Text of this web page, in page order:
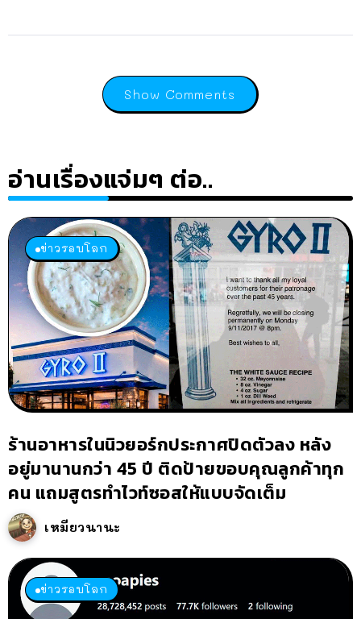
Show Comments
อ่านเรื่องแจ่มๆ ต่อ..
ข่าวรอบโลก
ร้านอาหารในนิวยอร์กประกาศปิดตัวลง หลัง
อยู่มานานกว่า 45 ปี ติดป้ายขอบคุณลูกค้าทุก
คน แถมสูตรทำไวท์ซอสให้แบบจัดเต็ม
เหมียวนานะ
ข่าวรอบโลก